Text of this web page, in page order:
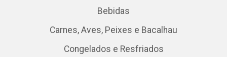
Bebidas
Carnes, Aves, Peixes e Bacalhau
Congelados e Resfriados